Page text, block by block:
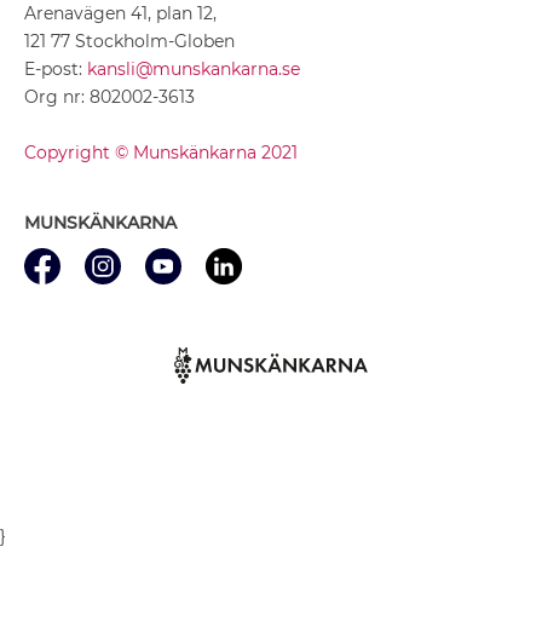
Arenavägen 41, plan 12,
121 77 Stockholm-Globen
E-post: kansli@munskankarna.se
Org nr: 802002-3613
Copyright © Munskänkarna 2021
MUNSKÄNKARNA
}